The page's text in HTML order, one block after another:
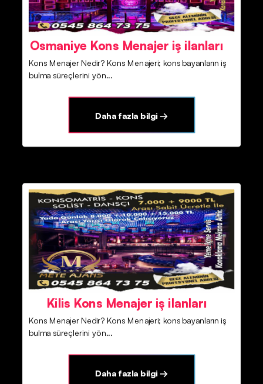
Osmaniye Kons Menajer iş ilanları
Kons Menajer Nedir? Kons Menajeri; kons bayanların iş
bulma süreçlerini yön...
Daha fazla bilgi →
Kilis Kons Menajer iş ilanları
Kons Menajer Nedir? Kons Menajeri; kons bayanların iş
bulma süreçlerini yön...
Daha fazla bilgi →